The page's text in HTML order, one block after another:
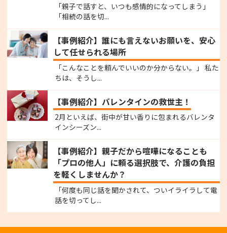
「親子で話すと、いつも感情的になってしまう」
「相続の話を切...
【事例紹介】誰にも言えないお願いを、安心
して任せられる場所
「こんなことを頼んでいいのか分からない。」 私た
ちは、そうし...
【事例紹介】バレンタインの救世主！
2月といえば、街中が甘い香りに包まれるバレンタ
インシーズン...
【事例紹介】親子だから喧嘩になることも
「プロの他人」に頼る選択肢で、介護の負担
を軽くしませんか？
「何度も同じ話を聞かされて、ついイライラして電
話を切ってし...